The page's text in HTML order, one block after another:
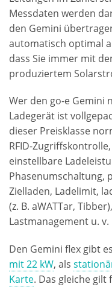
Messdaten werden
den Gemini
automatisch optimal
dass Sie immer mit
produziertem
Wer den go-e Gemini
Ladegerät ist
dieser Preisklasse
RFID-
einstellbare
Phasenumschaltung,
Zielladen, Ladelimit,
(z. B. aWATTar,
Lastmanagement u. v.
Den Gemini flex gibt
mit 22 kW, als
Karte. Das gleiche gilt